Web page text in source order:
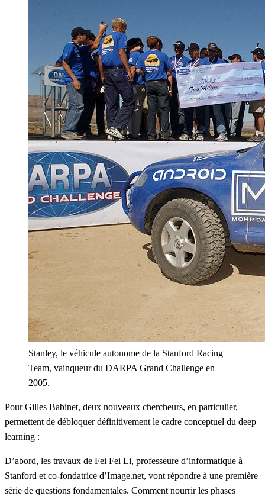
Stanley, le véhicule autonome de la Stanford Racing
Team, vainqueur du DARPA Grand Challenge en
2005.
Pour Gilles Babinet, deux nouveaux chercheurs, en particulier,
permettent de débloquer définitivement le cadre conceptuel du deep
learning :
D’abord, les travaux de Fei Fei Li, professeure d’informatique à
Stanford et co-fondatrice d’Image.net, vont répondre à une première
série de questions fondamentales. Comment nourrir les phases